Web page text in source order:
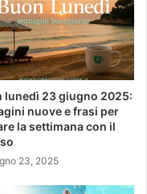
lunedì 23 giugno 2025:
nuove e frasi per
la settimana con il
23, 2025